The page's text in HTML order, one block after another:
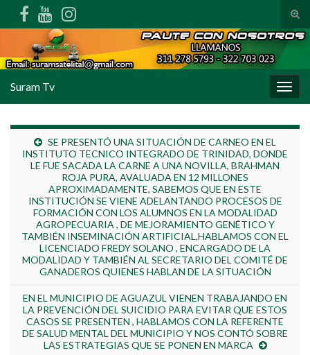
Suram Tv
SE PRESENTÓ UNA SITUACIÓN DE CARNEO EN EL
INSTITUTO TECNICO INTEGRADO DE TRINIDAD, DONDE
LE FUE SACADA LA CARNE A UNA NOVILLA, BRAHMAN
ROJA PURA, AVALUADA EN 12 MILLONES
APROXIMADAMENTE, SABEMOS QUE EN ESTE
INSTITUCIÓN SE VIENE ADELANTANDO PROCESOS DE
FORMACIÓN CON LOS ALUMNOS EN LA MODALIDAD
AGROPECUARIA , DE MEJORAMIENTO GENÉTICO Y
TAMBIÉN INSEMINACIÓN ARTIFICIAL,HABLAMOS CON EL
LICENCIADO FREDY SOLANO , ENCARGADO DE LA
MODALIDAD Y TAMBIÉN AL SECRETARIO DEL COMITÉ DE
GANADEROS QUIENES HABLAN DE LA SITUACIÓN
EN EL MUNICIPIO DE AGUAZUL VIENEN TRABAJANDO EN
LA PREVENCIÓN DEL SUICIDIO PARA EVITAR QUE ESTOS
CASOS SE PRESENTEN , HABLAMOS CON LA REFERENTE
DE SALUD MENTAL DEL MUNICIPIO Y NOS CONTÓ SOBRE
LAS ESTRATEGIAS QUE SE PONEN EN MARCA